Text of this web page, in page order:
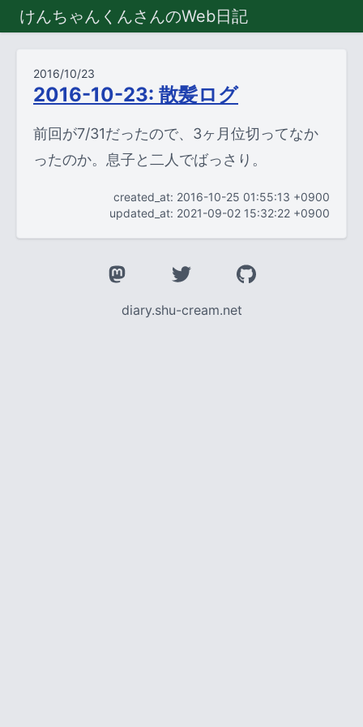
けんちゃんくんさんのWeb日記
2016/10/23
2016-10-23: 散髪ログ
前回が7/31だったので、3ヶ月位切ってなか
ったのか。息子と二人でばっさり。
created_at: 2016-10-25 01:55:13 +0900
updated_at: 2021-09-02 15:32:22 +0900
diary.shu-cream.net